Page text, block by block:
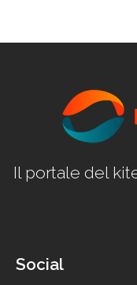
Il portale del
Social